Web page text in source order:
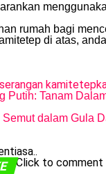
rumah bagi
di atas,
kamitetep
Putih: Tanam
dalam Gula
Click to comment